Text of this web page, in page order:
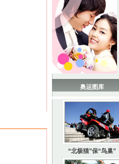
奥运图库
“北极猫”保“鸟巢”